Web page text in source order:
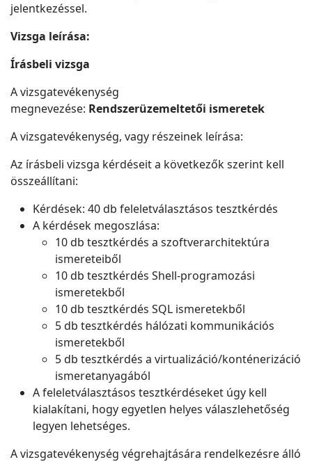
jelentkezéssel.
Vizsga leírása:
Írásbeli vizsga
A vizsgatevékenység
megnevezése: Rendszerüzemeltetői ismeretek
A vizsgatevékenység, vagy részeinek leírása:
Az írásbeli vizsga kérdéseit a következők szerint kell
összeállítani:
Kérdések: 40 db feleletválasztásos tesztkérdés
A kérdések megoszlása:
10 db tesztkérdés a szoftverarchitektúra
ismereteiből
10 db tesztkérdés Shell-programozási
ismeretekből
10 db tesztkérdés SQL ismeretekből
5 db tesztkérdés hálózati kommunikációs
ismeretekből
5 db tesztkérdés a virtualizáció/konténerizáció
ismeretanyagából
A feleletválasztásos tesztkérdéseket úgy kell
kialakítani, hogy egyetlen helyes válaszlehetőség
legyen lehetséges.
A vizsgatevékenység végrehajtására rendelkezésre álló